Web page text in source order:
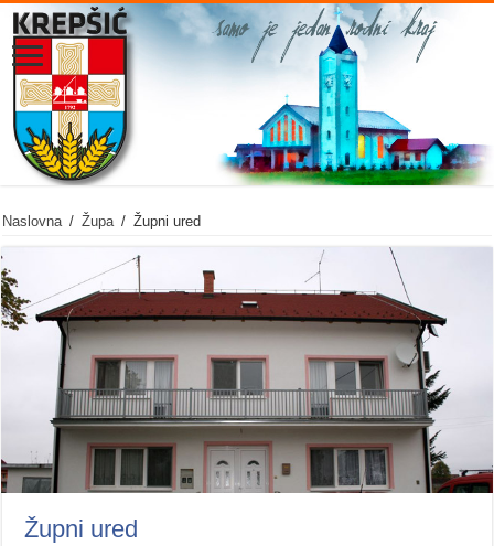
Naslovna / Župa / Župni ured
Župni ured